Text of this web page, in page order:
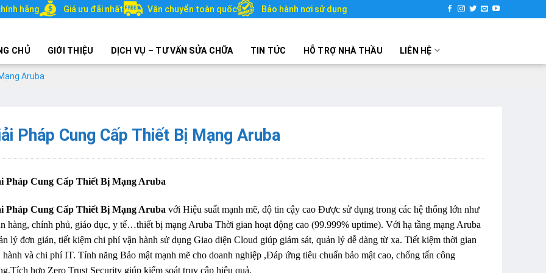
hãng Giá ưu đãi nhất Vận chuyển toàn quốc Bảo hành nơi sử dụng
CHỦ GIỚI THIỆU DỊCH VỤ – TƯ VẤN SỬA CHỮA TIN TỨC HỖ TRỢ NHÀ THẦU LIÊN HỆ
Aruba
Pháp Cung Cấp Thiết Bị Mạng Aruba
Pháp Cung Cấp Thiết Bị Mạng Aruba
Pháp Cung Cấp Thiết Bị Mạng Aruba với Hiệu suất mạnh mẽ, độ tin cậy cao Được sử dụng trong các hệ thống lớn như
hàng, chính phủ, giáo dục, y tế…thiết bị mạng Aruba Thời gian hoạt động cao (99.999% uptime). Với hạ tầng mạng Aruba
lý đơn giản, tiết kiệm chi phí vận hành sử dụng Giao diện Cloud giúp giám sát, quản lý dễ dàng từ xa. Tiết kiệm thời gian
hành và chi phí IT. Tính năng Bảo mật mạnh mẽ cho doanh nghiệp ,Đáp ứng tiêu chuẩn bảo mật cao, chống tấn công
hợp Zero Trust Security giúp kiểm soát truy cập hiệu quả.